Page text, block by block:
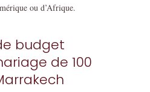
ou d’Afrique.
budget
de 100